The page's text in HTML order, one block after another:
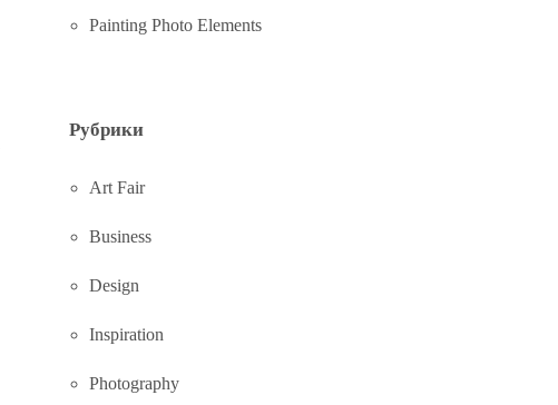
Painting Photo Elements
Рубрики
Art Fair
Business
Design
Inspiration
Photography